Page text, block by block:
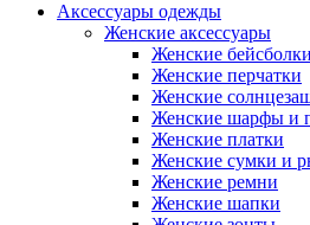
Аксессуары одежды
Женские аксессуары
Женские бейсболки
Женские перчатки
Женские
Женские шарфы и
Женские платки
Женские сумки и
Женские ремни
Женские шапки